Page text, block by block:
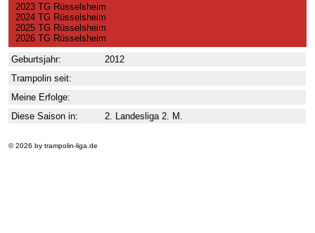
2023 TG Rüsselsheim
2024 TG Rüsselsheim
2025 TG Rüsselsheim
2026 TG Rüsselsheim
Geburtsjahr:
2012
Trampolin seit:
Meine Erfolge:
Diese Saison in:
2. Landesliga 2. M.
© 2026 by trampolin-liga.de